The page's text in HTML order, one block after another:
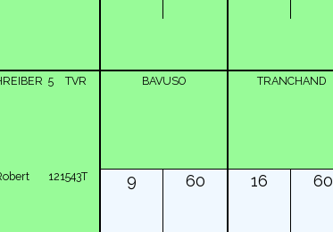
5 TVR
121543T
BAVUSO
9 60
TRANCHAND
16 60